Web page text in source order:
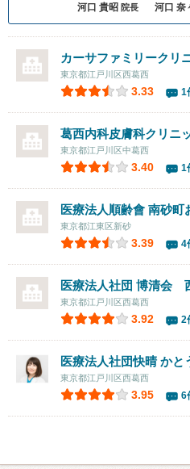
河口 貴昭 院長 河口 奈
カーサファミリークリ
東京都江戸川区西葛西
3.33 1
葛西内科皮膚科クリニ
東京都江戸川区中葛西
3.40 1
医療法人順齢會 南砂町
東京都江東区新砂
3.39 4
医療法人社団 博清会
東京都江戸川区西葛西
3.92 2
医療法人社団快晴かと
東京都江戸川区西葛西
3.95 6